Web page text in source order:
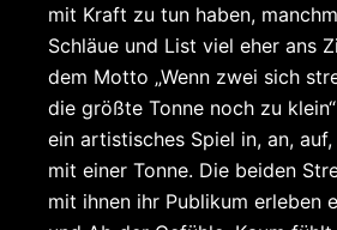
mit Kraft zu tun haben,
Schläue und List viel eher ans
dem Motto „Wenn zwei sich
die größte Tonne noch zu
ein artistisches Spiel in, an,
mit einer Tonne. Die beiden
mit ihnen ihr Publikum erleben